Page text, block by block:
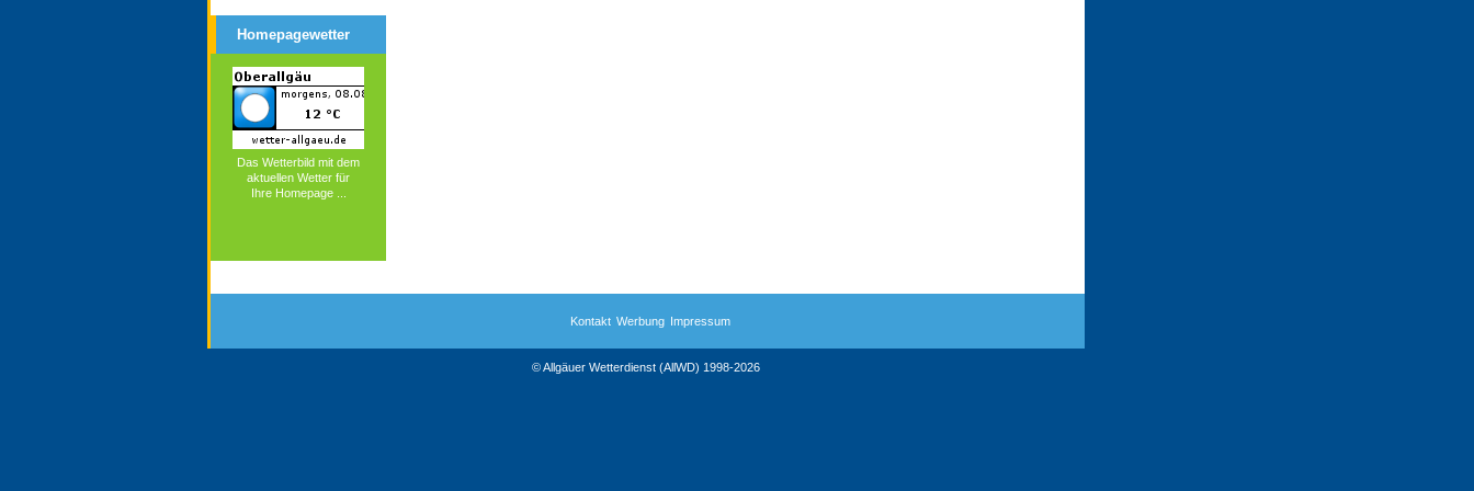
Homepagewetter
Das Wetterbild mit dem
aktuellen Wetter für
Ihre Homepage ...
Kontakt Werbung Impressum
© Allgäuer Wetterdienst (AllWD) 1998-2026